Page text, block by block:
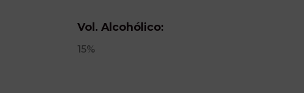
Vol. Alcohólico:
15%